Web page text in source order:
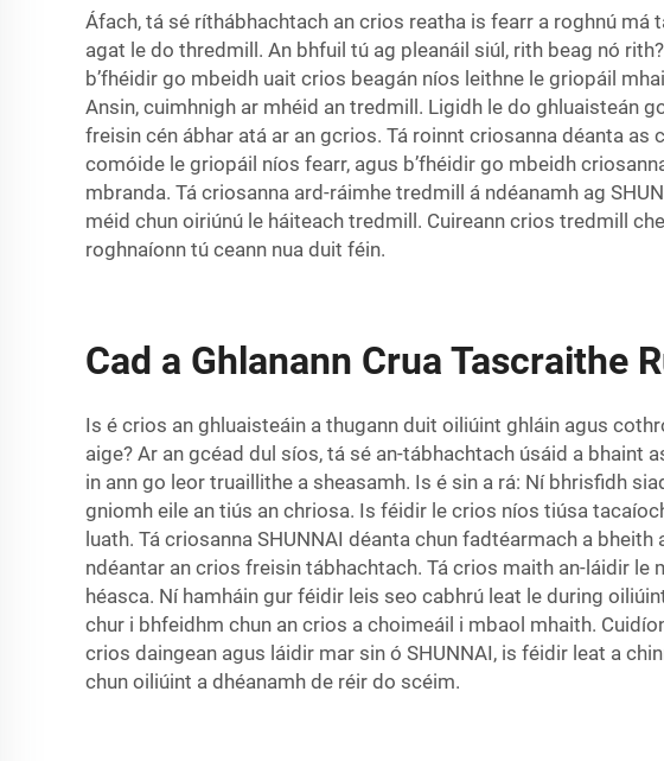
Áfach, tá sé ríthábhachtach an crios reatha is fearr a roghnú
agat le do thredmill. An bhfuil tú ag pleanáil siúl, rith beag nó
b’fhéidir go mbeidh uait crios beagán níos leithne le griopáil
Ansin, cuimhnigh ar mhéid an tredmill. Ligidh le do ghluaisteán
freisin cén ábhar atá ar an gcrios. Tá roinnt criosanna déanta
comóide le griopáil níos fearr, agus b’fhéidir go mbeidh
mbranda. Tá criosanna ard-ráimhe tredmill á ndéanamh ag
méid chun oiriúnú le háiteach tredmill. Cuireann crios tredmill
roghnaíonn tú ceann nua duit féin.
Cad a Ghlanann Crua Tascraithe
Is é crios an ghluaisteáin a thugann duit oiliúint ghláin agus
aige? Ar an gcéad dul síos, tá sé an-tábhachtach úsáid a bhaint
in ann go leor truaillithe a sheasamh. Is é sin a rá: Ní bhrisfidh
gniomh eile an tiús an chriosa. Is féidir le crios níos tiúsa
luath. Tá criosanna SHUNNAI déanta chun fadtéarmach a
ndéantar an crios freisin tábhachtach. Tá crios maith an-láidir le
héasca. Ní hamháin gur féidir leis seo cabhrú leat le during
chur i bhfeidhm chun an crios a choimeáil i mbaol mhaith.
crios daingean agus láidir mar sin ó SHUNNAI, is féidir leat a
chun oiliúint a dhéanamh de réir do scéim.